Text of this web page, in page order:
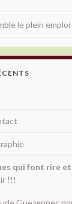
le plein emploi
qui font rire
!!!